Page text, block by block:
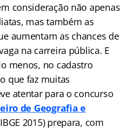
consideração não apenas
mas também as
aumentam as chances de
na carreira pública. E
menos, no cadastro
que faz muitas
atentar para o concurso
de Geografia e
2015) prepara, com